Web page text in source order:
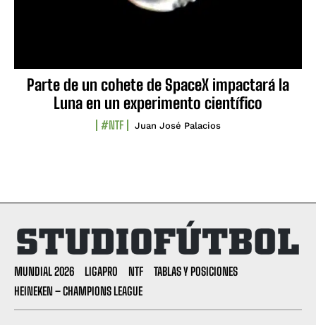
Parte de un cohete de SpaceX impactará la
Luna en un experimento científico
#NTF Juan José Palacios
MUNDIAL 2026 LIGAPRO NTF
TABLAS Y POSICIONES
HEINEKEN – CHAMPIONS LEAGUE